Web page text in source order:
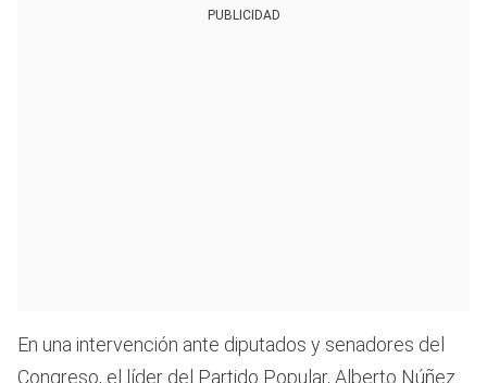
PUBLICIDAD
En una intervención ante diputados y senadores del
Congreso, el líder del Partido Popular, Alberto Núñez